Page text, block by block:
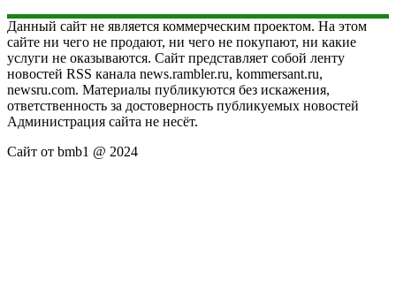
Данный сайт не является коммерческим проектом. На этом
сайте ни чего не продают, ни чего не покупают, ни какие
услуги не оказываются. Сайт представляет собой ленту
новостей RSS канала news.rambler.ru, kommersant.ru,
newsru.com. Материалы публикуются без искажения,
ответственность за достоверность публикуемых новостей
Администрация сайта не несёт.
Сайт от bmb1 @ 2024